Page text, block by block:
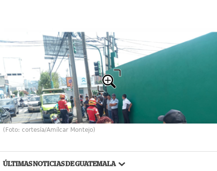
(Foto: cortesía/Amílcar Montejo)
ÚLTIMAS NOTICIAS DE GUATEMALA